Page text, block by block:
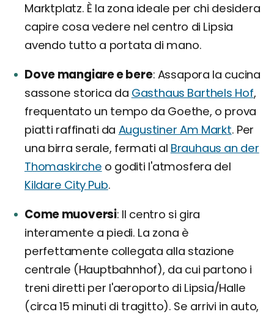
Marktplatz. È la zona ideale per chi desidera
capire cosa vedere nel centro di Lipsia
avendo tutto a portata di mano.
Dove mangiare e bere Assapora la cucina
sassone storica da Gasthaus Barthels Hof,
frequentato un tempo da Goethe, o prova
piatti raffinati da Augustiner Am Markt. Per
una birra serale, fermati al Brauhaus an der
Thomaskirche o goditi l'atmosfera del
Kildare City Pub.
Come muoversi Il centro si gira
interamente a piedi. La zona è
perfettamente collegata alla stazione
centrale (Hauptbahnhof), da cui partono i
treni diretti per l'aeroporto di Lipsia/Halle
(circa 15 minuti di tragitto). Se arrivi in auto,